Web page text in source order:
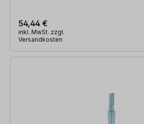
54,44 €
inkl. MwSt. zzgl.
Versandkosten